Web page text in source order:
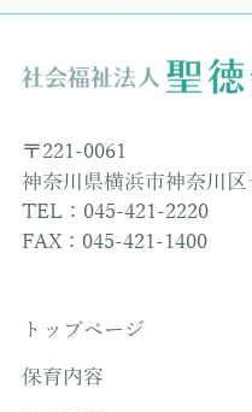
〒221-0061
神奈川県横浜市神奈川区
TEL：045-421-2220
FAX：045-421-1400
トップページ
保育内容